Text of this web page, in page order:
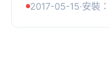
理員、部門或特
可以輕鬆地使...
2017-05-15·安裝